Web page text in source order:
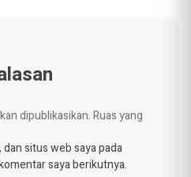
dipublikasikan.Ruas yang
dan situs web saya pada
saya berikutnya.